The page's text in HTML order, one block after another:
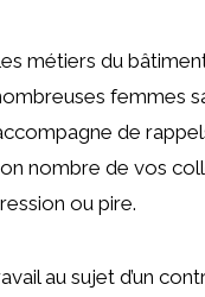
métiers du
femmes
de
nombre de vos
ou pire.
au sujet d’un